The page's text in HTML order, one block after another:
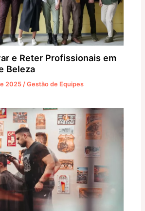
e Reter Profissionais em
Beleza
2025/Gestão de Equipes